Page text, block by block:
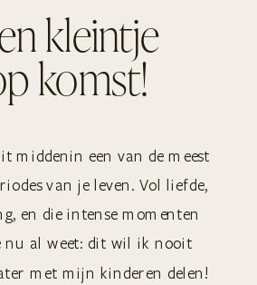
middenin een van de meest
van je leven. Vol liefde,
en die intense momenten
nu al weet: dit wil ik nooit
met mijn kinderen delen!
kleintje
komst!